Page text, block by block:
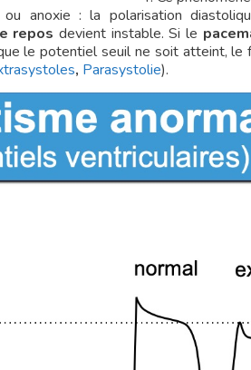
anoxie : la polarisation
repos devient instable. Si le
le potentiel seuil ne soit atteint, le
, Parasystolie).